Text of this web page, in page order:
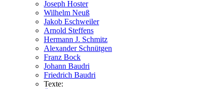
Joseph Hoster
Wilhelm Neuß
Jakob Eschweiler
Arnold Steffens
Hermann J. Schmitz
Alexander Schnütgen
Franz Bock
Johann Baudri
Friedrich Baudri
Texte: